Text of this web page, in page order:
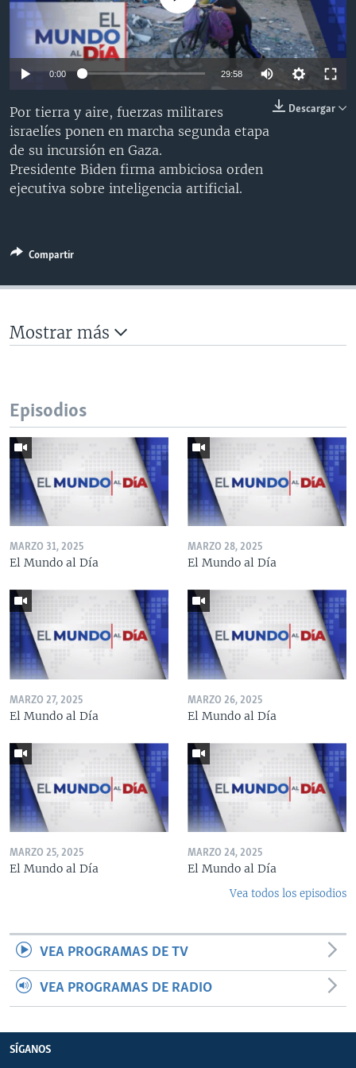
VENEZUELA
BRASIL
NICARAGUA
ECONOMÍA
ENTRETENIMIENTO Y CULTURA
TECNOLOGÍA
CIENCIA Y SALUD
MULTIMEDIA
VIDEOS
FOTOGRAFÍA
PROGRAMAS TV
EL MUNDO AL DÍA
VISIÓN 360
LAS CLAVES
PANORAMA
RADIO
AUDIONOTICIAS
BUENOS DÍAS AMÉRICA
ESTADOS UNIDOS AL DÍA
ENTRETENIMIENTO
DOCUMENTALES DE LA VOA
Learning English
Idiomas
0:00 29:58
Descargar
Por tierra y aire, fuerzas militares
israelíes ponen en marcha segunda etapa
de su incursión en Gaza.
Presidente Biden firma ambiciosa orden
ejecutiva sobre inteligencia artificial.
Compartir
Mostrar más
Episodios
MARZO 31, 2025
El Mundo al Día
MARZO 28, 2025
El Mundo al Día
MARZO 27, 2025
El Mundo al Día
MARZO 26, 2025
El Mundo al Día
MARZO 25, 2025
El Mundo al Día
MARZO 24, 2025
El Mundo al Día
Vea todos los episodios
VEA PROGRAMAS DE TV
VEA PROGRAMAS DE RADIO
SÍGANOS